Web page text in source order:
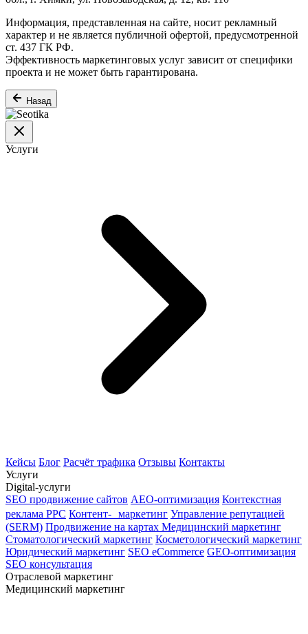
Информация, представленная на сайте, носит рекламный
характер и не является публичной офертой, предусмотренной
ст. 437 ГК РФ.
Эффективность маркетинговых услуг зависит от специфики
проекта и не может быть гарантирована.
Назад
Услуги
Кейсы Блог Расчёт трафика Отзывы Контакты
Услуги
Digital-услуги
SEO продвижение сайтов AEO-оптимизация Контекстная
реклама PPC Контент- маркетинг Управление репутацией
(SERM) Продвижение на картах Медицинский маркетинг
Стоматологический маркетинг Косметологический маркетинг
Юридический маркетинг SEO eCommerce GEO-оптимизация
SEO консультация
Отраслевой маркетинг
Медицинский маркетинг